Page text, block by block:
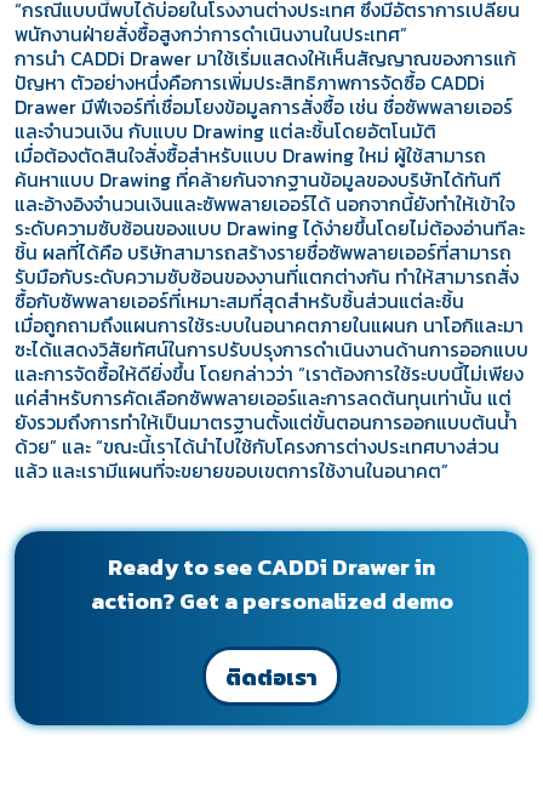
“กรณีแบบนี้พบได้บ่อยในโรงงานต่างประเทศ ซึ่งมีอัตราการเปลี่ยน
พนักงานฝ่ายสั่งซื้อสูงกว่าการดำเนินงานในประเทศ”
การนำ CADDi Drawer มาใช้เริ่มแสดงให้เห็นสัญญาณของการแก้
ปัญหา ตัวอย่างหนึ่งคือการเพิ่มประสิทธิภาพการจัดซื้อ CADDi
Drawer มีฟีเจอร์ที่เชื่อมโยงข้อมูลการสั่งซื้อ เช่น ชื่อซัพพลายเออร์
และจำนวนเงิน กับแบบ Drawing แต่ละชิ้นโดยอัตโนมัติ
เมื่อต้องตัดสินใจสั่งซื้อสำหรับแบบ Drawing ใหม่ ผู้ใช้สามารถ
ค้นหาแบบ Drawing ที่คล้ายกันจากฐานข้อมูลของบริษัทได้ทันที
และอ้างอิงจำนวนเงินและซัพพลายเออร์ได้ นอกจากนี้ยังทำให้เข้าใจ
ระดับความซับซ้อนของแบบ Drawing ได้ง่ายขึ้นโดยไม่ต้องอ่านทีละ
ชิ้น ผลที่ได้คือ บริษัทสามารถสร้างรายชื่อซัพพลายเออร์ที่สามารถ
รับมือกับระดับความซับซ้อนของงานที่แตกต่างกัน ทำให้สามารถสั่ง
ซื้อกับซัพพลายเออร์ที่เหมาะสมที่สุดสำหรับชิ้นส่วนแต่ละชิ้น
เมื่อถูกถามถึงแผนการใช้ระบบในอนาคตภายในแผนก นาโอกิและมา
ซะได้แสดงวิสัยทัศน์ในการปรับปรุงการดำเนินงานด้านการออกแบบ
และการจัดซื้อให้ดียิ่งขึ้น โดยกล่าวว่า “เราต้องการใช้ระบบนี้ไม่เพียง
แค่สำหรับการคัดเลือกซัพพลายเออร์และการลดต้นทุนเท่านั้น แต่
ยังรวมถึงการทำให้เป็นมาตรฐานตั้งแต่ขั้นตอนการออกแบบต้นน้ำ
ด้วย” และ “ขณะนี้เราได้นำไปใช้กับโครงการต่างประเทศบางส่วน
แล้ว และเรามีแผนที่จะขยายขอบเขตการใช้งานในอนาคต”
Ready to see CADDi Drawer in
action? Get a personalized demo
ติดต่อเรา